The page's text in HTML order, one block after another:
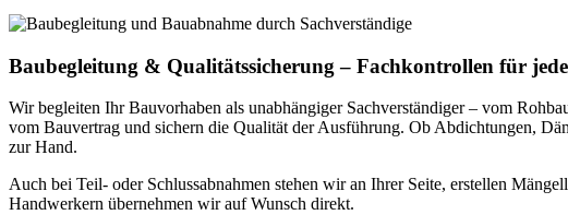
Baubegleitung & Qualitätssicherung – Fachkontrollen für
Wir begleiten Ihr Bauvorhaben als unabhängiger Sachverständiger – vom
vom Bauvertrag und sichern die Qualität der Ausführung. Ob Abdichtungen,
zur Hand.
Auch bei Teil- oder Schlussabnahmen stehen wir an Ihrer Seite, erstellen
Handwerkern übernehmen wir auf Wunsch direkt.